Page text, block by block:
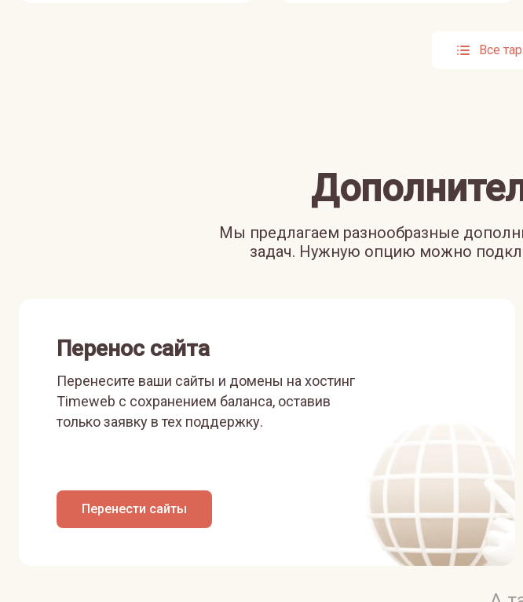
Все
Мы предлагаем разнообразные
задач. Нужную опцию можно
Перенос сайта
Перенесите ваши сайты и домены на хостинг
Timeweb с сохранением баланса, оставив
только заявку в тех поддержку.
Перенести сайты